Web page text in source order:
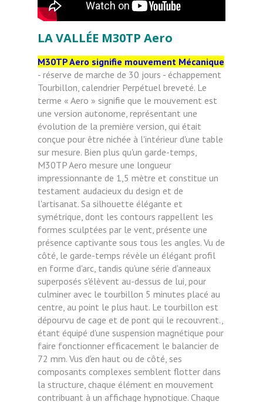
LA VALLÉE M30TP Aero
M30TP Aero signifie mouvement Mécanique
- réserve de marche de 30 jours - échappement
Tourbillon, calendrier Perpétuel breveté. Le
terme « Aero » signifie que le mouvement est
une version autonome, représentant une
évolution de la première version, qui était
conçue pour être nichée à l'intérieur d'une table
sur mesure. Bien plus qu'un garde-temps,
M30TP Aero mesure une longueur
impressionnante de 1,5 mètre et constitue un
testament audacieux du design et de
l'artisanat. Sa silhouette élégante et
symétrique, dont les contours rappellent les
formes sculptées par le vent, présente une
présence captivante sous tous les angles. Vu de
côté, le garde-temps révèle un élégant profil
en forme d'arc, tandis qu'une série d'anneaux
superposés s'élèvent au-dessus de lui, pour
culminer avec le tourbillon 5 minutes placé au
centre, au point le plus haut. Le tourbillon est
dépourvu de cage et de pont qui le recouvrent.,
étant équipé d'une suspension magnétique pour
faire fonctionner efficacement le balancier de
72 mm. Vus d'en haut ou de côté, ses
composants complexes semblent flotter dans
la structure, chaque élément en mouvement
contribuant à un affichage hypnotique. Chaque